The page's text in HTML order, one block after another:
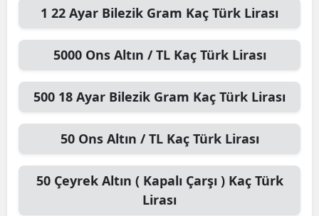
1 22 Ayar Bilezik Gram Kaç Türk Lirası
5000 Ons Altın / TLKaç Türk Lirası
500 18 Ayar Bilezik Gram Kaç Türk Lirası
50 Ons Altın / TLKaç Türk Lirası
50 Çeyrek Altın ( Kapalı Çarşı )Kaç Türk
Lirası